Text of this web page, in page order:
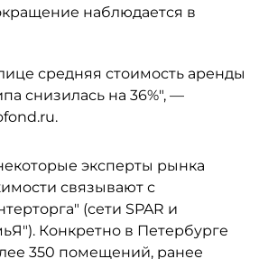
наблюдается в
средняя стоимость аренды
снизилась на 36%", —
эксперты рынка
связывают с
(сети SPAR и
Конкретно в Петербурге
350 помещений, ранее